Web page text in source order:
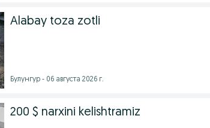
Alabay toza zotli
Булунгур - 06 августа 2026 г.
200 $ narxini kelishtramiz